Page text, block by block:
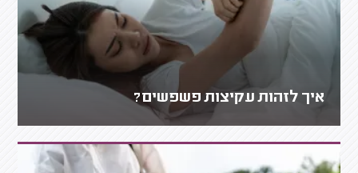
איך לזהות עקיצות פשפשים?